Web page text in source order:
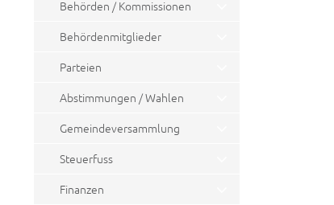
Behörden / Kommissionen
Behördenmitglieder
Parteien
Abstimmungen / Wahlen
Gemeindeversammlung
Steuerfuss
Finanzen